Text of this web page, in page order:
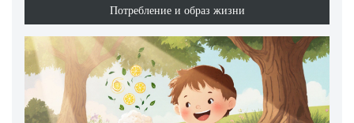
Потребление и образ жизни